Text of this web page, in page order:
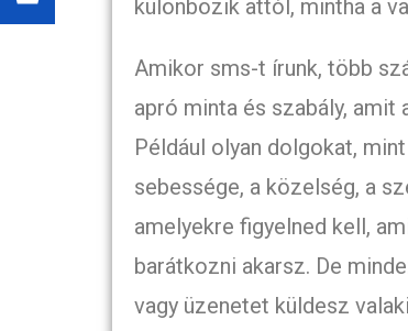
különbözik attól, mintha a
Amikor sms-t írunk, több
apró minta és szabály, amit
Például olyan dolgokat,
sebessége, a közelség, a
amelyekre figyelned kell,
barátkozni akarsz. De
vagy üzenetet küldesz